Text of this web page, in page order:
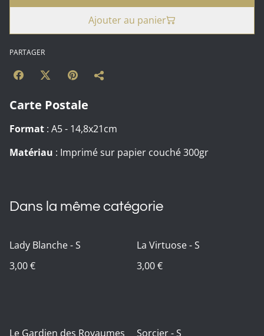
Ajouter au panier
PARTAGER
Carte Postale
Format : A5 - 14,8x21cm
Matériau : Imprimé sur papier couché 300gr
Dans la même catégorie
Lady Blanche - S
3,00 €
La Virtuose - S
3,00 €
Le Gardien des Royaumes
Sorcier - S